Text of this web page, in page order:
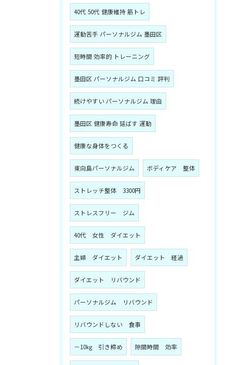
40代 50代 健康維持 筋トレ
運動苦手 パーソナルジム 墨田区
短時間 効率的 トレーニング
墨田区 パーソナルジム 口コミ 評判
続けやすい パーソナルジム 理由
墨田区 健康寿命 延ばす 運動
健康な身体をつくる
東向島パーソナルジム ボディケア 整体
ストレッチ整体 3300円
ストレスフリー ジム
40代 女性 ダイエット
主婦 ダイエット ダイエット 経過
ダイエット リバウンド
パーソナルジム リバウンド
リバウンドしない 食事
－10㎏ 引き締め 隙間時間 効率